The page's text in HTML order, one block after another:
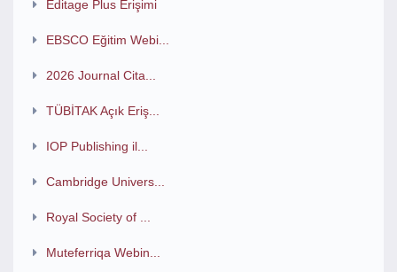
Editage Plus Erişimi
EBSCO Eğitim Webi...
2026 Journal Cita...
TÜBİTAK Açık Eriş...
IOP Publishing il...
Cambridge Univers...
Royal Society of ...
Muteferriqa Webin...